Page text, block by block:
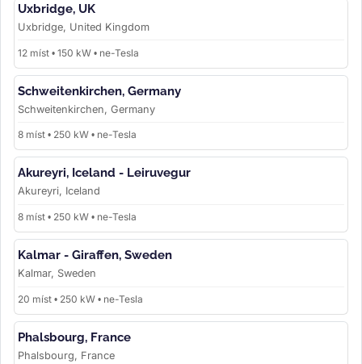
Uxbridge, UK
Uxbridge, United Kingdom
12 míst • 150 kW • ne-Tesla
Schweitenkirchen, Germany
Schweitenkirchen, Germany
8 míst • 250 kW • ne-Tesla
Akureyri, Iceland - Leiruvegur
Akureyri, Iceland
8 míst • 250 kW • ne-Tesla
Kalmar - Giraffen, Sweden
Kalmar, Sweden
20 míst • 250 kW • ne-Tesla
Phalsbourg, France
Phalsbourg, France